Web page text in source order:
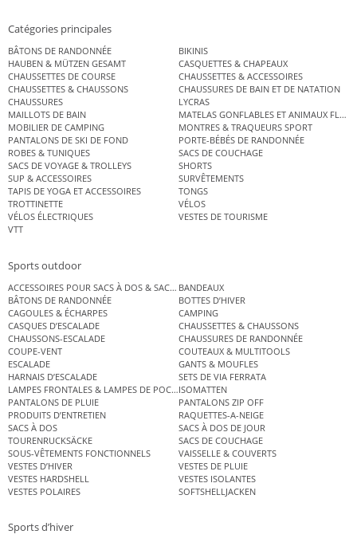
Catégories principales
BÂTONS DE RANDONNÉE
BIKINIS
HAUBEN & MÜTZEN GESAMT
CASQUETTES & CHAPEAUX
CHAUSSETTES DE COURSE
CHAUSSETTES & ACCESSOIRES
CHAUSSETTES & CHAUSSONS
CHAUSSURES DE BAIN ET DE NATATION
CHAUSSURES
LYCRAS
MAILLOTS DE BAIN
MATELAS GONFLABLES ET ANIMAUX
MOBILIER DE CAMPING
MONTRES & TRAQUEURS SPORT
PANTALONS DE SKI DE FOND
PORTE-BÉBÉS DE RANDONNÉE
ROBES & TUNIQUES
SACS DE COUCHAGE
SACS DE VOYAGE & TROLLEYS
SHORTS
SUP & ACCESSOIRES
SURVÊTEMENTS
TAPIS DE YOGA ET ACCESSOIRES
TONGS
TROTTINETTE
VÉLOS
VÉLOS ÉLECTRIQUES
VESTES DE TOURISME
VTT
Sports outdoor
ACCESSOIRES POUR SACS À DOS & SACS ÉTANCHES
BANDEAUX
BÂTONS DE RANDONNÉE
BOTTES D’HIVER
CAGOULES & ÉCHARPES
CAMPING
CASQUES D’ESCALADE
CHAUSSETTES & CHAUSSONS
CHAUSSONS-ESCALADE
CHAUSSURES DE RANDONNÉE
COUPE-VENT
COUTEAUX & MULTITOOLS
ESCALADE
GANTS & MOUFLES
HARNAIS D’ESCALADE
SETS DE VIA FERRATA
LAMPES FRONTALES & LAMPES DE POCHEISOMATTEN
PANTALONS DE PLUIE
PANTALONS ZIP OFF
PRODUITS D’ENTRETIEN
RAQUETTES-A-NEIGE
SACS À DOS
SACS À DOS DE JOUR
TOURENRUCKSÄCKE
SACS DE COUCHAGE
SOUS-VÊTEMENTS FONCTIONNELS
VAISSELLE & COUVERTS
VESTES D’HIVER
VESTES DE PLUIE
VESTES HARDSHELL
VESTES ISOLANTES
VESTES POLAIRES
SOFTSHELLJACKEN
Sports d’hiver